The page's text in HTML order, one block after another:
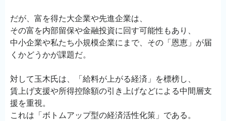
だが、富を得た大企業や先進企業は、
その富を内部留保や金融投資に回す可能性もあり、
中小企業や私たち小規模企業にまで、その「恩恵」が届
くかどうかが課題だ。
対して玉木氏は、「給料が上がる経済」を標榜し、
賃上げ支援や所得控除額の引き上げなどによる中間層支
援を重視。
これは「ボトムアップ型の経済活性化策」である。